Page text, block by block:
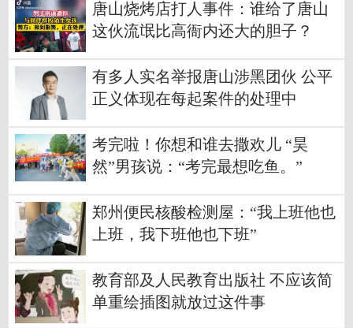
唐山烧烤店打人事件：谁给了唐山
这伙流氓比高衙内还大的胆子？
有多人实名举报唐山涉黑团伙 公平
正义体现在每起案件的处理中
考完啦！你想和谁去撒欢儿 “昊
然”男孩说：“考完最想吃鱼。”
郑州便民核酸检测屋：“我上班他也
上班，我下班他也下班”
教育部及人民教育出版社 不应该简
单重绘插图就放过这件事